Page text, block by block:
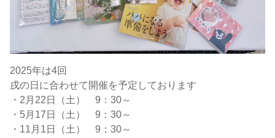
2025年は4回
戌の日に合わせて開催を予定しております
・2月22日（土） 9：30～
・5月17日（土） 9：30～
・11月1日（土） 9：30～